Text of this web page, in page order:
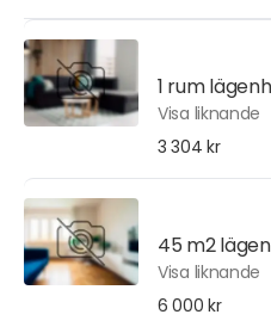
1 rum
Visa liknande
3 304 kr
45 m2
Visa liknande
6 000 kr